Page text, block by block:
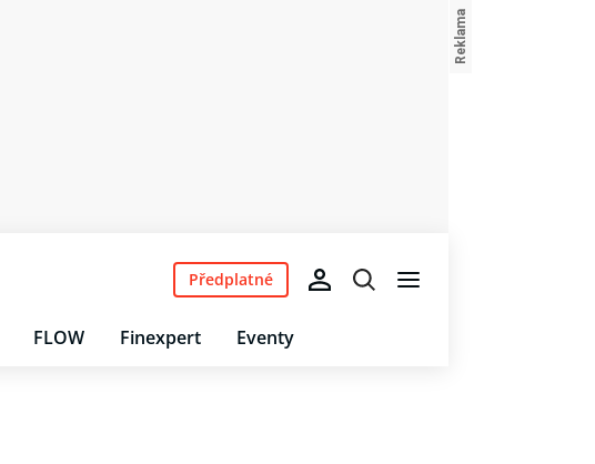
FLOW Finexpert Eventy
Předplatné